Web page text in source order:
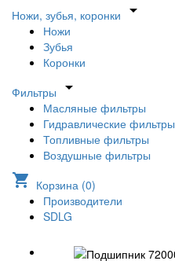
Ножи, зубья, коронки arrow_drop_down
Ножи
Зубья
Коронки
Фильтры arrow_drop_down
Масляные фильтры
Гидравлические фильтры
Топливные фильтры
Воздушные фильтры
shopping_cart Корзина (0)
Производители
SDLG